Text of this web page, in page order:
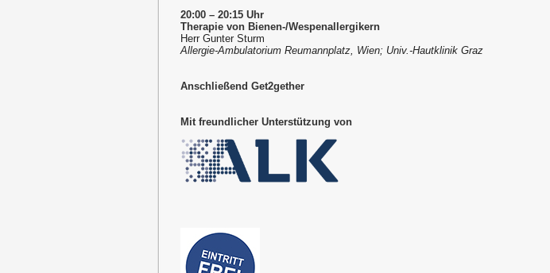
20:00 – 20:15 Uhr
Therapie von Bienen-/Wespenallergikern
Herr Gunter Sturm
Allergie-Ambulatorium Reumannplatz, Wien; Univ.-Hautklinik Graz
Anschließend Get2gether
Mit freundlicher Unterstützung von